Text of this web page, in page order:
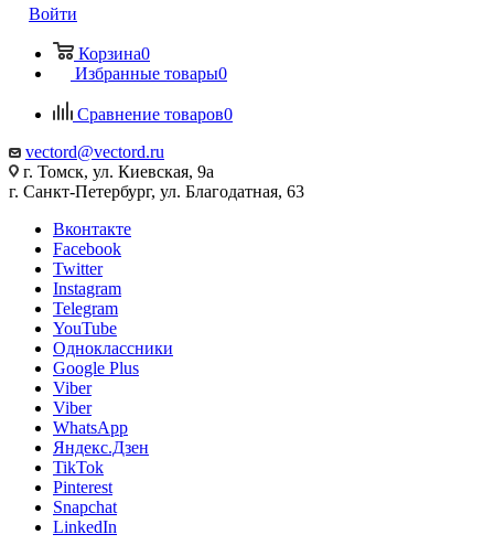
Войти
Корзина0
Избранные товары0
Сравнение товаров0
vectord@vectord.ru
г. Томск, ул. Киевская, 9а
г. Санкт-Петербург, ул. Благодатная, 63
Вконтакте
Facebook
Twitter
Instagram
Telegram
YouTube
Одноклассники
Google Plus
Viber
Viber
WhatsApp
Яндекс.Дзен
TikTok
Pinterest
Snapchat
LinkedIn